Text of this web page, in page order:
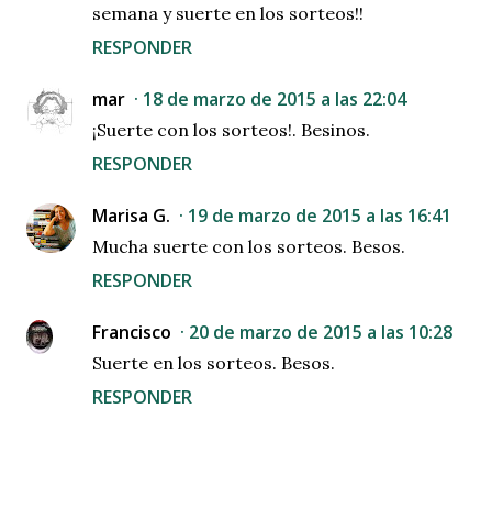
semana y suerte en los sorteos!!
RESPONDER
mar 18 de marzo de 2015 a las 22:04
¡Suerte con los sorteos!. Besinos.
RESPONDER
Marisa G. 19 de marzo de 2015 a las 16:41
Mucha suerte con los sorteos. Besos.
RESPONDER
Francisco 20 de marzo de 2015 a las 10:28
Suerte en los sorteos. Besos.
RESPONDER